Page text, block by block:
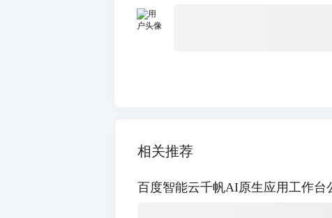
相关推荐
百度智能云千帆AI原生应用工作台